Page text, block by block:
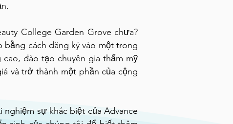
College Garden Grove chưa?
cách đăng ký vào một trong
đào tạo chuyên gia thẩm mỹ
và trở thành một phần của cộng
sự khác biệt của Advance